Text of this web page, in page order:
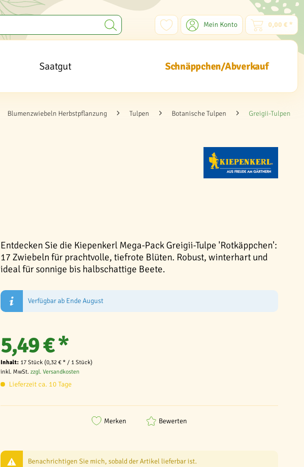
Mein Konto 0,00 € *
Saatgut Schnäppchen/Abverkauf
Blumenzwiebeln Herbstpflanzung Tulpen Botanische Tulpen Greigii-Tulpen
Entdecken Sie die Kiepenkerl Mega-Pack Greigii-Tulpe 'Rotkäppchen':
17 Zwiebeln für prachtvolle, tiefrote Blüten. Robust, winterhart und
ideal für sonnige bis halbschattige Beete.
Verfügbar ab Ende August
Benachrichtigen Sie mich, sobald der Artikel lieferbar ist.
5,49 € *
Inhalt: 17 Stück (0,32 € * / 1 Stück)
inkl. MwSt. zzgl. Versandkosten
Lieferzeit ca. 10 Tage
Merken Bewerten